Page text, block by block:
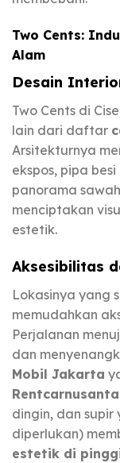
Two Cents:
Alam
Desain
Two Cents di
lain dari daftar
Arsitekturnya
ekspos, pipa
panorama
menciptakan
estetik.
Aksesibilitas
Lokasinya yang
memudahkan
Perjalanan
dan
Mobil Jakarta
dingin, dan
diperlukan)
estetik di